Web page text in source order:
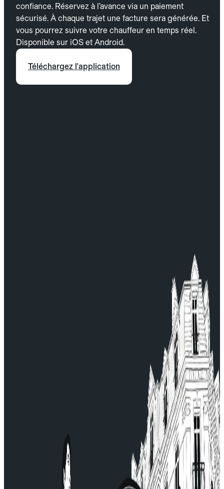
confiance. Réservez à l’avance via un paiement
sécurisé. À chaque trajet une facture sera générée. Et
vous pourrez suivre votre chauffeur en temps réel.
Disponible sur iOS et Android.
Téléchargez l'application